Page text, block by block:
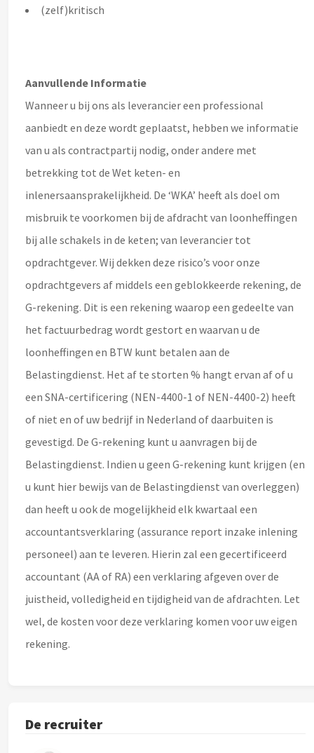
(zelf)kritisch
Aanvullende Informatie
Wanneer u bij ons als leverancier een professional
aanbiedt en deze wordt geplaatst, hebben we informatie
van u als contractpartij nodig, onder andere met
betrekking tot de Wet keten- en
inlenersaansprakelijkheid. De ‘WKA’ heeft als doel om
misbruik te voorkomen bij de afdracht van loonheffingen
bij alle schakels in de keten; van leverancier tot
opdrachtgever. Wij dekken deze risico’s voor onze
opdrachtgevers af middels een geblokkeerde rekening, de
G-rekening. Dit is een rekening waarop een gedeelte van
het factuurbedrag wordt gestort en waarvan u de
loonheffingen en BTW kunt betalen aan de
Belastingdienst. Het af te storten % hangt ervan af of u
een SNA-certificering (NEN-4400-1 of NEN-4400-2) heeft
of niet en of uw bedrijf in Nederland of daarbuiten is
gevestigd. De G-rekening kunt u aanvragen bij de
Belastingdienst. Indien u geen G-rekening kunt krijgen (en
u kunt hier bewijs van de Belastingdienst van overleggen)
dan heeft u ook de mogelijkheid elk kwartaal een
accountantsverklaring (assurance report inzake inlening
personeel) aan te leveren. Hierin zal een gecertificeerd
accountant (AA of RA) een verklaring afgeven over de
juistheid, volledigheid en tijdigheid van de afdrachten. Let
wel, de kosten voor deze verklaring komen voor uw eigen
rekening.
De recruiter